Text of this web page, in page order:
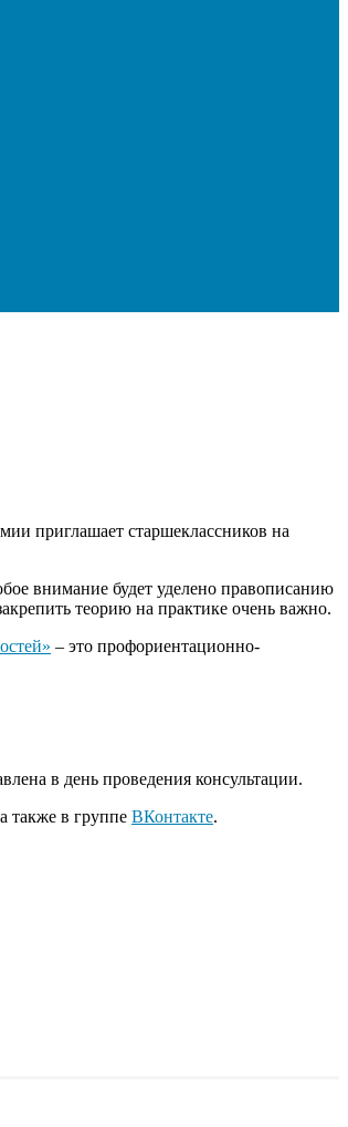
приглашает старшеклассников на
внимание будет уделено правописанию
теорию на практике очень важно.
– это профориентационно-
в день проведения консультации.
также в группе ВКонтакте.